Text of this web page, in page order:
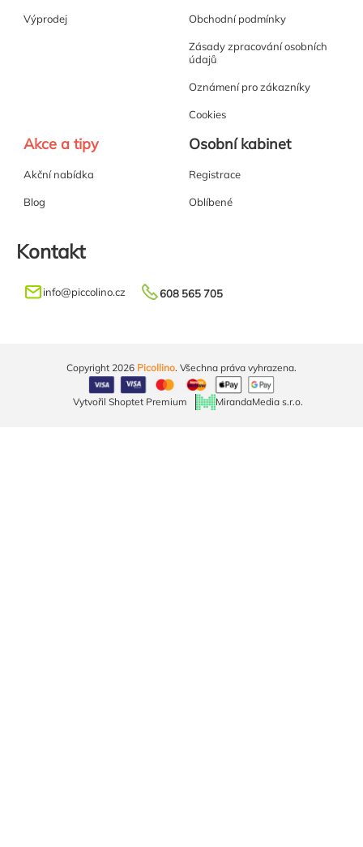
Výprodej Obchodní podmínky
Zásady zpracování osobních
údajů
Oznámení pro zákazníky
Cookies
Akce a tipy
Akční nabídka
Blog
Osobní kabinet
Registrace
Oblíbené
Kontakt
info@piccolino.cz 608 565 705
Vytvořil Shoptet Premium MirandaMedia s.r.o.
Copyright 2026 Picollino. Všechna práva vyhrazena.